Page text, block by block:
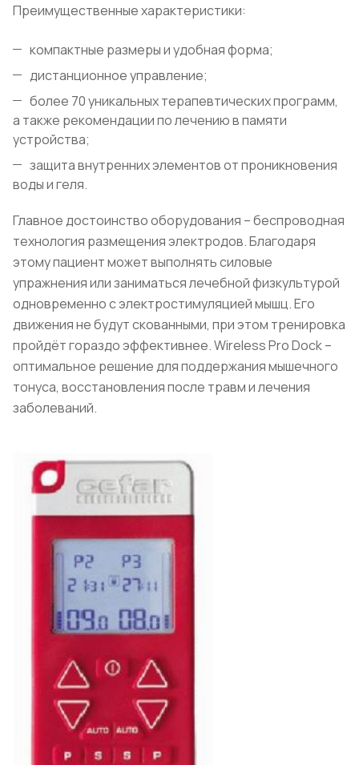
Преимущественные характеристики:
компактные размеры и удобная форма;
дистанционное управление;
более 70 уникальных терапевтических программ,
а также рекомендации по лечению в памяти
устройства;
защита внутренних элементов от проникновения
воды и геля.
Главное достоинство оборудования – беспроводная
технология размещения электродов. Благодаря
этому пациент может выполнять силовые
упражнения или заниматься лечебной физкультурой
одновременно с электростимуляцией мышц. Его
движения не будут скованными, при этом тренировка
пройдёт гораздо эффективнее. Wireless Pro Dock –
оптимальное решение для поддержания мышечного
тонуса, восстановления после травм и лечения
заболеваний.